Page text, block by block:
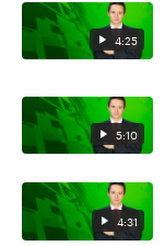
4:25
5:10
4:31